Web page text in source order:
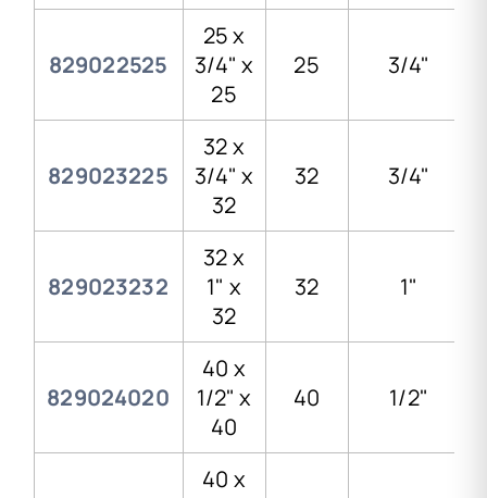
829022525
25 x
3/4" x
25
25 3/4"
829023225
32 x
3/4" x
32
32 3/4"
829023232
32 x
1" x
32
32 1"
829024020
40 x
1/2" x
40
40 1/2"
40 x